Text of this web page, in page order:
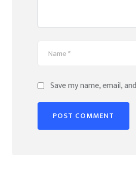
Save my name, email,